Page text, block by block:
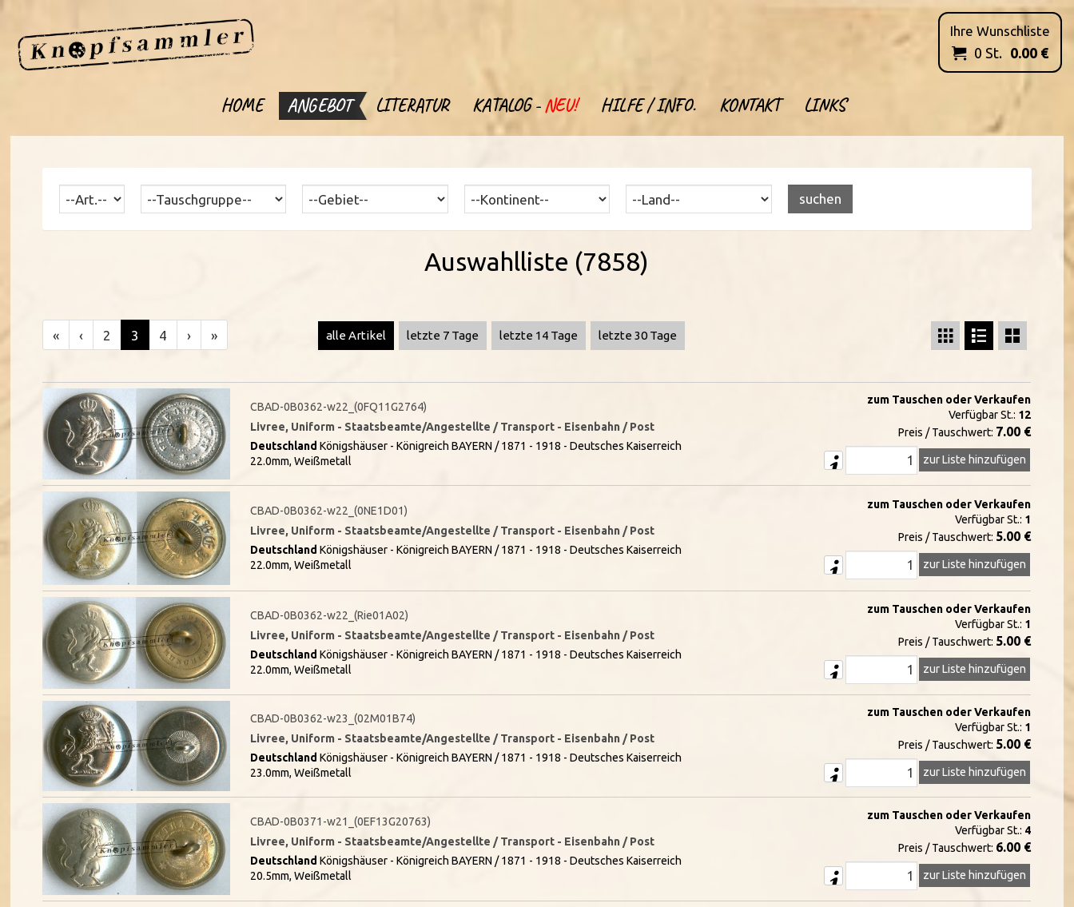
HOME ANGEBOT LITERATUR KATALOG -NEU! HILFE / INFO. KONTAKT LINKS
Ihre Wunschliste
 0 St. 0.00 €
Auswahlliste (7858)
« ‹ 2 3 4 › » alle Artikel letzte 7 Tage letzte 14 Tage letzte 30 Tage   
CBAD-0B0362-w22_(0FQ11G2764)
Livree, Uniform - Staatsbeamte/Angestellte / Transport - Eisenbahn / Post
Deutschland Königshäuser - Königreich BAYERN / 1871 - 1918 - Deutsches Kaiserreich
22.0mm, Weißmetall
zum Tauschen oder Verkaufen
Verfügbar St.: 12
Preis / Tauschwert: 7.00 €
zur Liste hinzufügen
CBAD-0B0362-w22_(0NE1D01)
Livree, Uniform - Staatsbeamte/Angestellte / Transport - Eisenbahn / Post
Deutschland Königshäuser - Königreich BAYERN / 1871 - 1918 - Deutsches Kaiserreich
22.0mm, Weißmetall
zum Tauschen oder Verkaufen
Verfügbar St.: 1
Preis / Tauschwert: 5.00 €
zur Liste hinzufügen
CBAD-0B0362-w22_(Rie01A02)
Livree, Uniform - Staatsbeamte/Angestellte / Transport - Eisenbahn / Post
Deutschland Königshäuser - Königreich BAYERN / 1871 - 1918 - Deutsches Kaiserreich
22.0mm, Weißmetall
zum Tauschen oder Verkaufen
Verfügbar St.: 1
Preis / Tauschwert: 5.00 €
zur Liste hinzufügen
CBAD-0B0362-w23_(02M01B74)
Livree, Uniform - Staatsbeamte/Angestellte / Transport - Eisenbahn / Post
Deutschland Königshäuser - Königreich BAYERN / 1871 - 1918 - Deutsches Kaiserreich
23.0mm, Weißmetall
zum Tauschen oder Verkaufen
Verfügbar St.: 1
Preis / Tauschwert: 5.00 €
zur Liste hinzufügen
CBAD-0B0371-w21_(0EF13G20763)
Livree, Uniform - Staatsbeamte/Angestellte / Transport - Eisenbahn / Post
Deutschland Königshäuser - Königreich BAYERN / 1871 - 1918 - Deutsches Kaiserreich
20.5mm, Weißmetall
zum Tauschen oder Verkaufen
Verfügbar St.: 4
Preis / Tauschwert: 6.00 €
zur Liste hinzufügen